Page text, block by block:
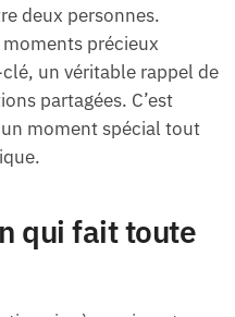
deux personnes.
précieux
un véritable rappel de
partagées. C’est
moment spécial tout
qui fait toute